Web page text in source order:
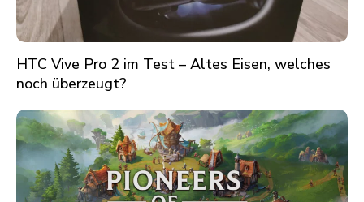
HTC Vive Pro 2 im Test – Altes Eisen, welches
noch überzeugt?